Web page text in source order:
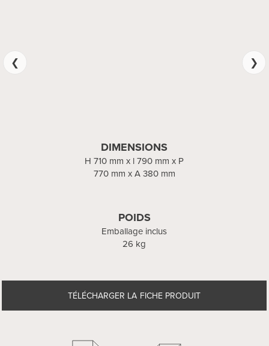
DIMENSIONS
H 710 mm x l 790 mm x P
770 mm x A 380 mm
POIDS
Emballage inclus
26 kg
TÉLÉCHARGER LA FICHE PRODUIT
DIMENSIONS
x l 790 mm x P 550 mm x A
380 mm
POIDS
Emballage inclus
17 kg
TÉLÉCHARGER LA FICHE PRODUIT